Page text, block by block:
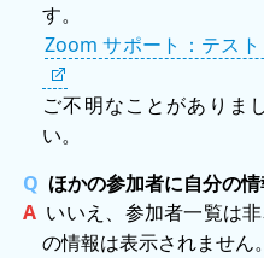
す。
Zoom サポート：テス
ご不明なことがありま
い。
ほかの参加者に自分の
いいえ、参加者一覧は
の情報は表示されません。